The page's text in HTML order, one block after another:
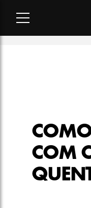
COM